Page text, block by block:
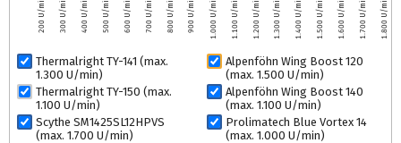
200 U/min 300 U/min 400 U/min 500 U/min 600 U/min 700 U/min 800 U/min 900 U/min 1.000 U/min 1.100 U/min 1.200 U/min 1.300 U/min 1.400 U/min 1.500 U/min 1.600 U/min 1.700 U/min 1.800 U/min
Thermalright TY-141 (max.
1.300 U/min)
Thermalright TY-150 (max.
1.100 U/min)
Scythe SM1425SL12HPVS
(max. 1.700 U/min)
Alpenföhn Wing Boost 120
(max. 1.500 U/min)
Alpenföhn Wing Boost 140
(max. 1.100 U/min)
Prolimatech Blue Vortex 14
(max. 1.000 U/min)